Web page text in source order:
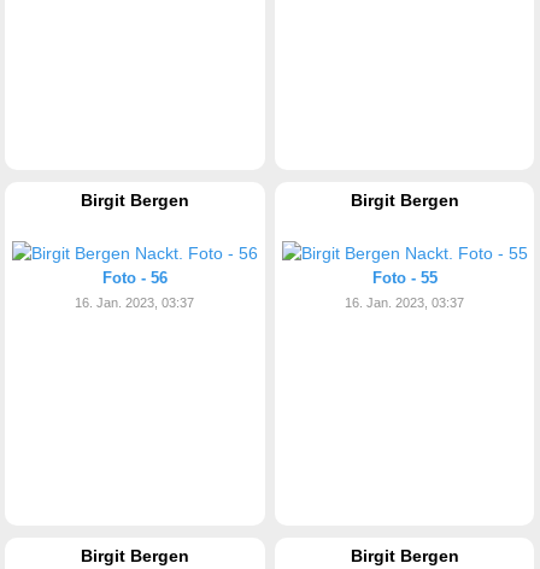
Birgit Bergen
Foto - 56
16. Jan. 2023, 03:37
Birgit Bergen
Foto - 55
16. Jan. 2023, 03:37
Birgit Bergen Birgit Bergen